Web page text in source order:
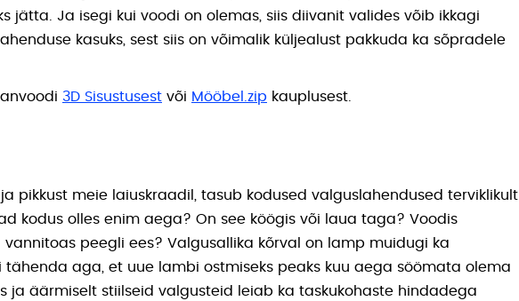
jätta. Ja isegi kui voodi on olemas, siis diivanit valides võib ikkagi
kasuks, sest siis on võimalik küljealust pakkuda ka sõpradele
3D Sisustusest või Mööbel.zip kauplusest.
pikkust meie laiuskraadil, tasub kodused valguslahendused terviklikult
kodus olles enim aega? On see köögis või laua taga? Voodis
peegli ees? Valgusallika kõrval on lamp muidugi ka
tähenda aga, et uue lambi ostmiseks peaks kuu aega söömata olema
ja äärmiselt stiilseid valgusteid leiab ka taskukohaste hindadega